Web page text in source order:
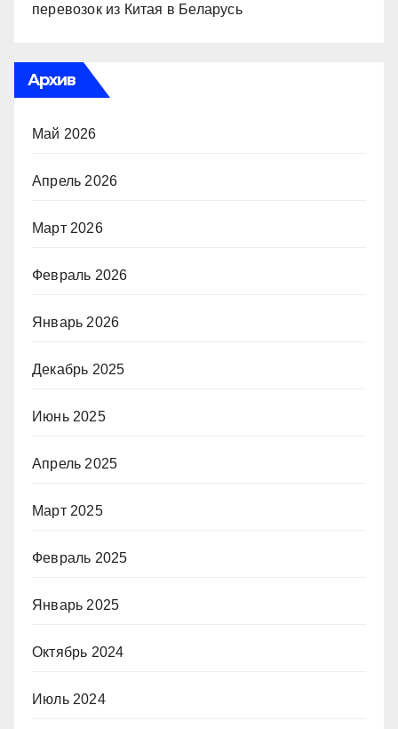
перевозок из Китая в Беларусь
Архив
Май 2026
Апрель 2026
Март 2026
Февраль 2026
Январь 2026
Декабрь 2025
Июнь 2025
Апрель 2025
Март 2025
Февраль 2025
Январь 2025
Октябрь 2024
Июль 2024